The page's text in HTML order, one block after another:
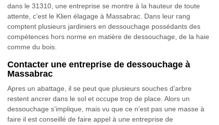
dans le 31310, une entreprise se montre à la hauteur de toute
attente, c’est le Klien élagage à Massabrac. Dans leur rang
comptent plusieurs jardiniers en dessouchage possédants des
compétences hors norme en matière de dessouchage, de la haie
comme du bois.
Contacter une entreprise de dessouchage à
Massabrac
Apres un abattage, il se peut que plusieurs souches d’arbre
restent ancrer dans le sol et occupe trop de place. Alors un
dessouchage s’implique, mais vu que ce n’est pas une masse à
faire il est conseillé de faire appel à une entreprise de